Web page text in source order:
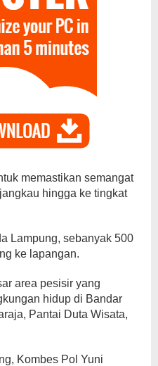
memastikan semangat
hingga ke tingkat
Lampung, sebanyak 500
ke lapangan.
area pesisir yang
hidup di Bandar
Pantai Duta Wisata,
Kombes Pol Yuni